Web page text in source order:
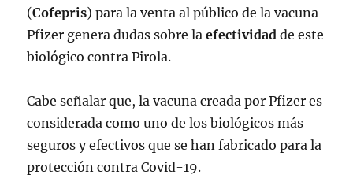
(Cofepris) para la venta al público de la vacuna
Pfizer genera dudas sobre laefectividadde este
biológico contra Pirola.
Cabe señalar que, la vacuna creada por Pfizer es
considerada como uno de los biológicos más
seguros y efectivos que se han fabricado para la
protección contra Covid-19.